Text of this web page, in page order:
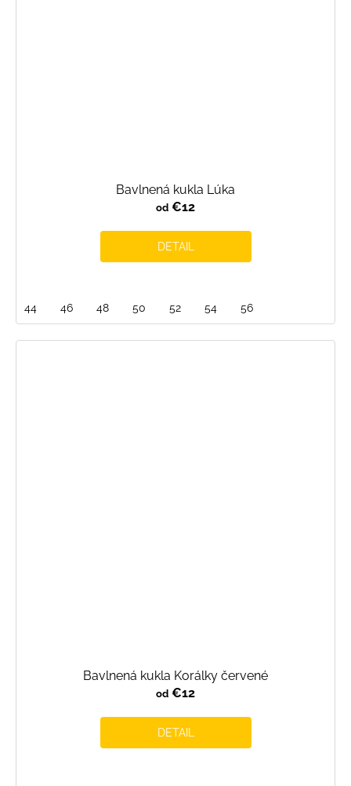
Bavlnená kukla Lúka
od €12
DETAIL
44 46 48 50 52 54 56
Bavlnená kukla Korálky červené
od €12
DETAIL